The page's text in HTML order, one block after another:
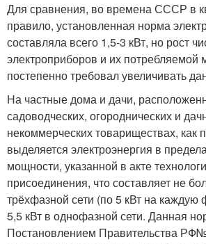
Для сравнения, во времена СССР в
правило, установленная норма
составляла всего 1,5-3 кВт, но рост
электроприборов и их потребляемой
постепенно требовал увеличивать
На частные дома и дачи,
садоводческих, огороднических и
некоммерческих товариществах, как
выделяется электроэнергия в
мощности, указанной в акте
присоединения, что составляет не
трёхфазной сети (по 5 кВт на каждую
5,5 кВт в однофазной сети. Данная
Постановлением Правительства